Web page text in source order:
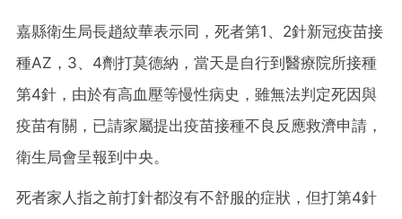
嘉縣衛生局長趙紋華表示同，死者第1、2針新冠疫苗接
種AZ，3、4劑打莫德納，當天是自行到醫療院所接種
第4針，由於有高血壓等慢性病史，雖無法判定死因與
疫苗有關，已請家屬提出疫苗接種不良反應救濟申請，
衛生局會呈報到中央。
死者家人指之前打針都沒有不舒服的症狀，但打第4針